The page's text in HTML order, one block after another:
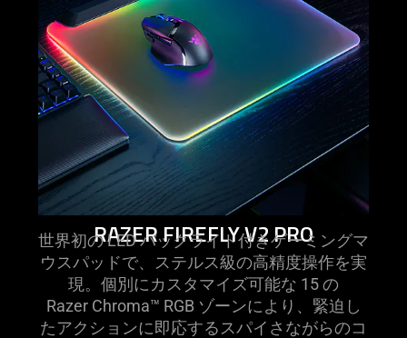
RAZER FIREFLY V2 PRO
世界初の LED バックライト付きゲーミングマ
ウスパッドで、ステルス級の高精度操作を実
現。個別にカスタマイズ可能な 15 の
Razer Chroma™ RGB ゾーンにより、緊迫し
たアクションに即応するスパイさながらのコ